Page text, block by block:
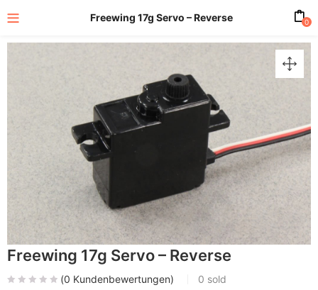
Freewing 17g Servo – Reverse 0
Freewing 17g Servo – Reverse
(0 Kundenbewertungen) 0 sold